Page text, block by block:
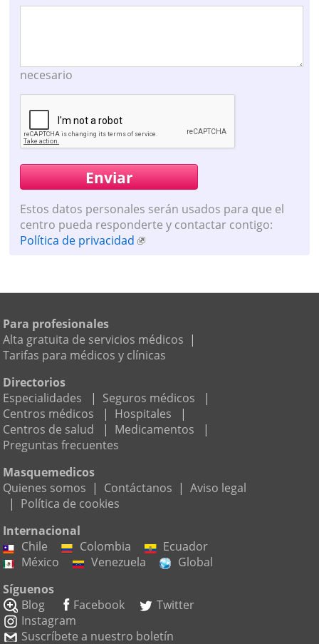
necesario
Estos datos personales serán usados para que el
centro pueda responderte y contactar contigo:
Política de privacidad
Para profesionales
Alta gratuita de servicios médicos |
Tarifas para médicos y clínicas
Directorios
Especialidades
| Seguros médicos
|
Centros médicos
| Hospitales
|
Centros de salud
| Medicamentos
|
Preguntas frecuentes
Masquemedicos
Quienes somos | Contáctanos | Aviso legal
| Política de cookies
Internacional
Chile
Colombia
Ecuador
México
Venezuela
Global
Síguenos
Blog
Facebook
Twitter
Instagram
Suscríbete a nuestro boletín